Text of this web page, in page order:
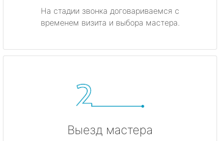
На стадии звонка договариваемся с
временем визита и выбора мастера.
Выезд мастера